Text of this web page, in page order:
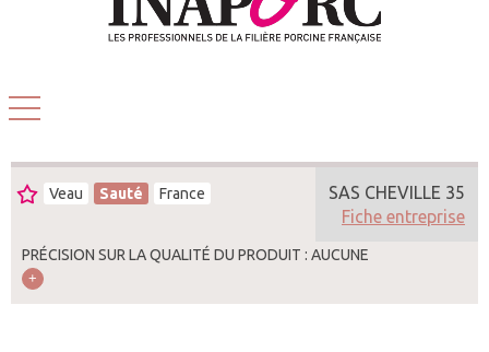
Veau Sauté France
PRÉCISION SUR LA QUALITÉ DU PRODUIT : AUCUNE
SAS CHEVILLE 35
Fiche entreprise